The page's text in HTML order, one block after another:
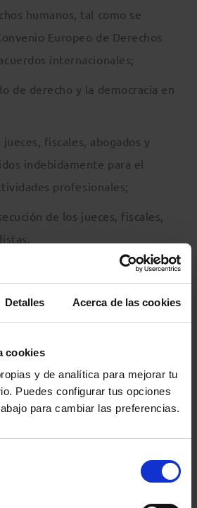
Detalles Acerca de las cookies
cookies
y de analítica para mejorar tu
Puedes configurar tus opciones
para cambiar las preferencias.
humanos, tal como se
Europeo de Derechos
internacionales;
de derecho y la democracia en
fiscales, abogados y
indebidamente para el
profesionales;
de los jueces, fiscales,
en Inglés
emitió un comunicado
vigilando de cerca los
y emitió otra declaración